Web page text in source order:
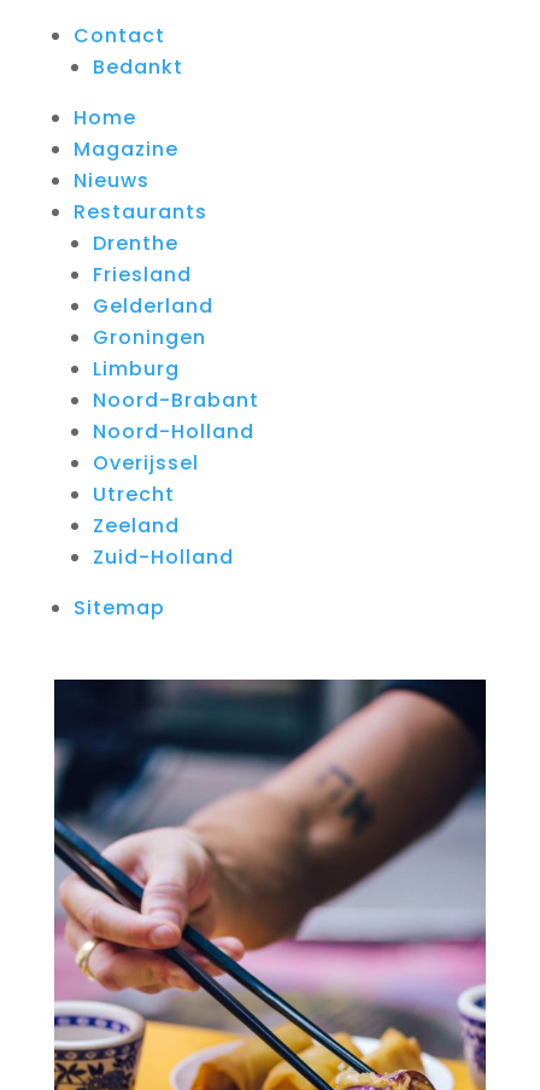
Contact
Bedankt
Home
Magazine
Nieuws
Restaurants
Drenthe
Friesland
Gelderland
Groningen
Limburg
Noord-Brabant
Noord-Holland
Overijssel
Utrecht
Zeeland
Zuid-Holland
Sitemap